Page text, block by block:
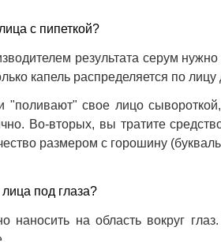
с пипеткой?
результата серум
капель распределяется по
"поливают" свое лицо
Во-вторых, вы тратите
размером с горошину
под глаза?
наносить на область вокруг